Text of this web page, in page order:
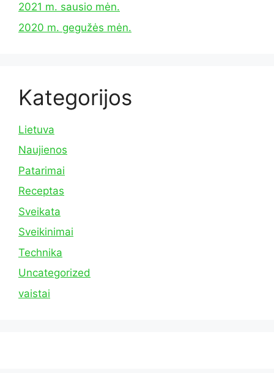
2021 m. sausio mėn.
2020 m. gegužės mėn.
Kategorijos
Lietuva
Naujienos
Patarimai
Receptas
Sveikata
Sveikinimai
Technika
Uncategorized
vaistai